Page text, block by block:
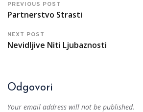
PREVIOUS POST
Partnerstvo Strasti
NEXT POST
Nevidljive Niti Ljubaznosti
Odgovori
Your email address will not be published.